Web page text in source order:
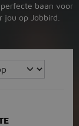
baan voor
op Jobbird.